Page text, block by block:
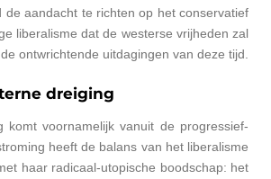
de aandacht te richten op het conservatief
liberalisme dat de westerse vrijheden zal
ontwrichtende uitdagingen van deze tijd.
dreiging
komt voornamelijk vanuit de progressief-
heeft de balans van het liberalisme
haar radicaal-utopische boodschap: het